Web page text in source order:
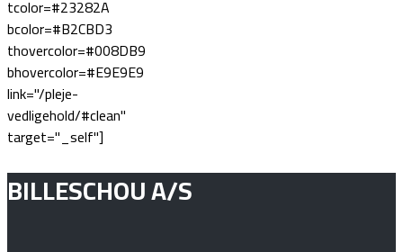
tcolor=#23282A
bcolor=#B2CBD3
thovercolor=#008DB9
bhovercolor=#E9E9E9
link="/pleje-
vedligehold/#clean"
target="_self"]
BILLESCHOU A/S